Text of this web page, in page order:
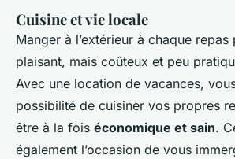
Cuisine et vie locale
Manger à l’extérieur à chaque repas
plaisant, mais coûteux et peu
Avec une location de vacances,
possibilité de cuisiner vos propres
être à la fois économique et sain.
également l’occasion de vous